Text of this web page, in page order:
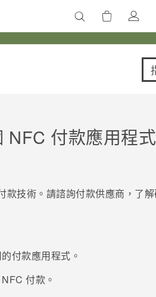
付款應用程
技術。請諮詢付款供應商，了
付款應用程式。
付款。